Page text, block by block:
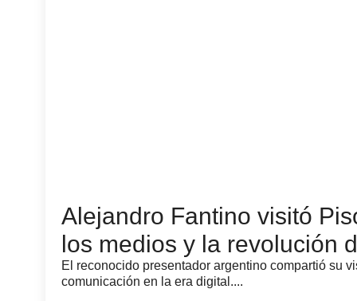
Alejandro Fantino visitó
los medios y la revolución
El reconocido presentador argentino compartió su
comunicación en la era digital....